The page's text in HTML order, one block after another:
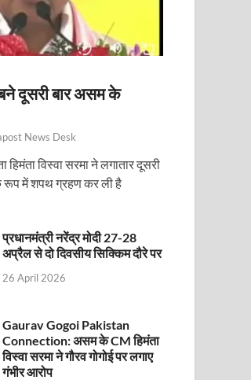
करेंगे
बने दूसरी बार असम के
News Desk
हिमंता विस्वा सरमा ने लगातार दूसरी
रूप में शपथ ग्रहण कर ली है
प्रधानमंत्री नरेंद्र मोदी 27-28
अप्रैल से दो दिवसीय सिक्किम दौरे पर
26 April 2026
Gaurav Gogoi Pakistan
Connection: असम के CM हिमंता
विस्वा सरमा ने गौरव गोगोई पर लगाए
गंभीर आरोप